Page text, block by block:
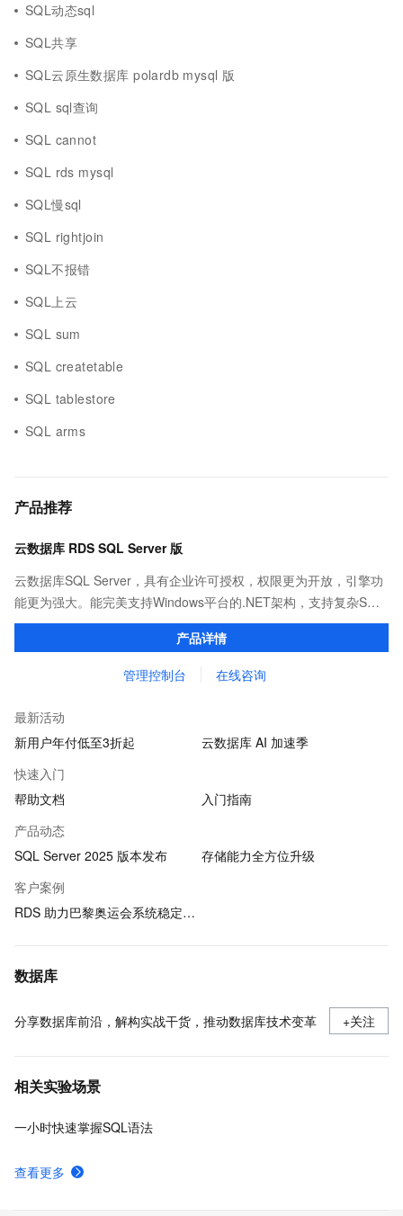
SQL动态sql
SQL共享
SQL云原生数据库 polardb mysql 版
SQL sql查询
SQL cannot
SQL rds mysql
SQL慢sql
SQL rightjoin
SQL不报错
SQL上云
SQL sum
SQL createtable
SQL tablestore
SQL arms
产品推荐
云数据库 RDS SQL Server 版
云数据库SQL Server，具有企业许可授权，权限更为开放，引擎功
能更为强大。能完美支持Windows平台的.NET架构，支持复杂SQL
查询，性能优秀，并有强大的可视化管理工具，帮助您轻松管理数
产品详情
管理控制台 在线咨询
最新活动
新用户年付低至3折起
云数据库 AI 加速季
快速入门
帮助文档
入门指南
产品动态
SQL Server 2025 版本发布
存储能力全方位升级
客户案例
RDS 助力巴黎奥运会系统稳定运行
数据库
分享数据库前沿，解构实战干货，推动数据库技术变革 +关注
相关实验场景
一小时快速掌握SQL语法
查看更多